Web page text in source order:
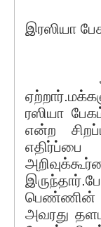
இரஸியா
ரஸியா
என்ற
எதிர்ப்பை
பெண்ணின்
அவரது